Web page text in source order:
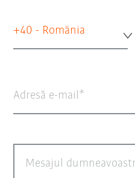
+40 - România
Adresă e-mail
Mesajul